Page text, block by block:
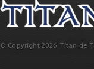
© Copyright 2026 Titan de